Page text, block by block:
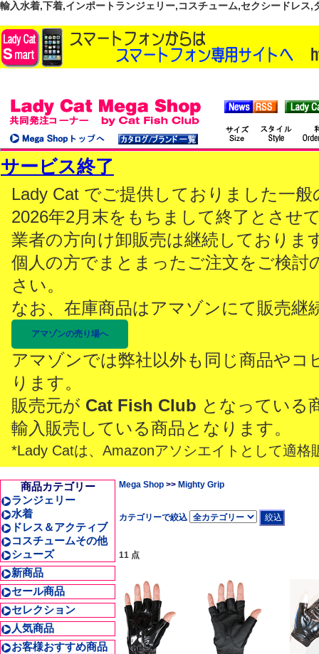
輸入水着,下着,インポートランジェリー,コスチューム,セクシードレス
サービス終了
Lady Cat でご提供しておりました一
2026年2月末をもちまして終了とさせ
業者の方向け卸販売は継続しておりま
個人の方でまとまったご注文をご検討
さい。
なお、在庫商品はアマゾンにて販売継
アマゾンの売り場へ
アマゾンでは弊社以外も同じ商品やコ
ります。
販売元が Cat Fish Club となっている
輸入販売している商品となります。
*Lady Catは、Amazonアソシエイトとして適格
商品カテゴリー
ランジェリー
水着
ドレス＆アクティブ
コスチュームその他
シューズ
新商品
セール商品
セレクション
人気商品
お客様おすすめ商品
Mega Shop >> Mighty Grip
カテゴリーで絞込
11 点